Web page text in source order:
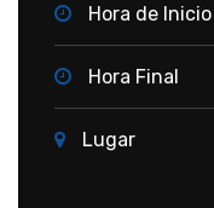
Hora de Inicio
Hora Final
Lugar